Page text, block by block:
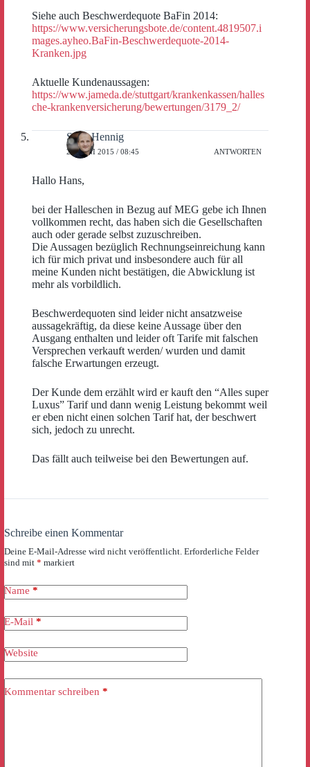
Siehe auch Beschwerdequote BaFin 2014:
https://www.versicherungsbote.de/content.4819507.i
mages.ayheo.BaFin-Beschwerdequote-2014-
Kranken.jpg
Aktuelle Kundenaussagen:
https://www.jameda.de/stuttgart/krankenkassen/halles
che-krankenversicherung/bewertungen/3179_2/
Sven Hennig
23. JUNI 2015 / 08:45 ANTWORTEN
Hallo Hans,
bei der Halleschen in Bezug auf MEG gebe ich Ihnen
vollkommen recht, das haben sich die Gesellschaften
auch oder gerade selbst zuzuschreiben.
Die Aussagen bezüglich Rechnungseinreichung kann
ich für mich privat und insbesondere auch für all
meine Kunden nicht bestätigen, die Abwicklung ist
mehr als vorbildlich.
Beschwerdequoten sind leider nicht ansatzweise
aussagekräftig, da diese keine Aussage über den
Ausgang enthalten und leider oft Tarife mit falschen
Versprechen verkauft werden/ wurden und damit
falsche Erwartungen erzeugt.
Der Kunde dem erzählt wird er kauft den “Alles super
Luxus” Tarif und dann wenig Leistung bekommt weil
er eben nicht einen solchen Tarif hat, der beschwert
sich, jedoch zu unrecht.
Das fällt auch teilweise bei den Bewertungen auf.
Schreibe einen Kommentar
Deine E-Mail-Adresse wird nicht veröffentlicht. Erforderliche Felder
sind mit * markiert
Name *
E-Mail *
Website
Kommentar schreiben *